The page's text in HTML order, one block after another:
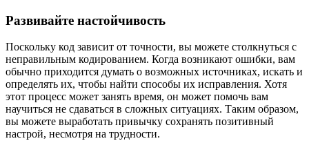
Развивайте настойчивость
Поскольку код зависит от точности, вы можете столкнуться с
неправильным кодированием. Когда возникают ошибки, вам
обычно приходится думать о возможных источниках, искать и
определять их, чтобы найти способы их исправления. Хотя
этот процесс может занять время, он может помочь вам
научиться не сдаваться в сложных ситуациях. Таким образом,
вы можете выработать привычку сохранять позитивный
настрой, несмотря на трудности.